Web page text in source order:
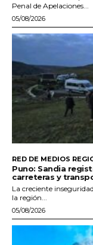
Penal de Apelaciones...
05/08/2026
RED DE MEDIOS
Puno: Sandia
carreteras y
La creciente
la región...
05/08/2026